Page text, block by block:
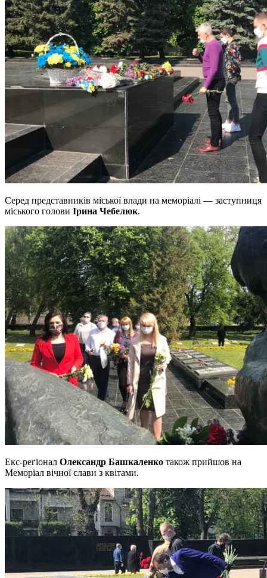
Серед представників міської влади на меморіалі — заступниця
міського голови Ірина Чебелюк.
Екс-регіонал Олександр Башкаленко також прийшов на
Меморіал вічної слави з квітами.